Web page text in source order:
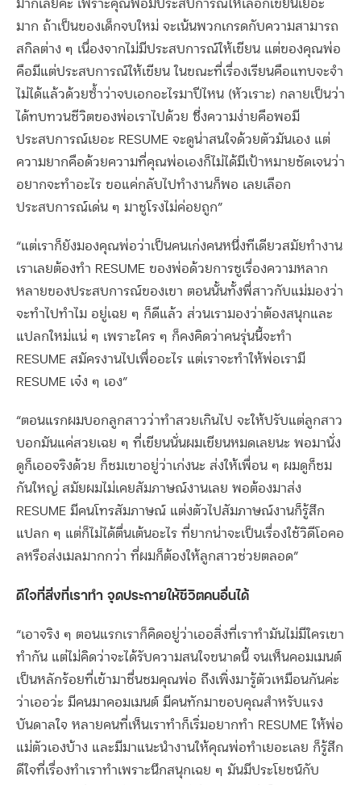
มากเลยค่ะ เพราะคุณพ่อมีประสบการณ์ให้เลือกเขียนเยอะ
มาก ถ้าเป็นของเด็กจบใหม่ จะเน้นพวกเกรดกับความสามารถ
สกิลต่าง ๆ เนื่องจากไม่มีประสบการณ์ให้เขียน แต่ของคุณพ่อ
คือมีแต่ประสบการณ์ให้เขียน ในขณะที่เรื่องเรียนคือแทบจะจำ
ไม่ได้แล้วด้วยซ้ำว่าจบเอกอะไรมาปีไหน (หัวเราะ) กลายเป็นว่า
ได้ทบทวนชีวิตของพ่อเราไปด้วย ซึ่งความง่ายคือพอมี
ประสบการณ์เยอะ RESUME จะดูน่าสนใจด้วยตัวมันเอง แต่
ความยากคือด้วยความที่คุณพ่อเองก็ไม่ได้มีเป้าหมายชัดเจนว่า
อยากจะทำอะไร ขอแค่กลับไปทำงานก็พอ เลยเลือก
ประสบการณ์เด่น ๆ มาชูโรงไม่ค่อยถูก”
“แต่เราก็ยังมองคุณพ่อว่าเป็นคนเก่งคนหนึ่งทีเดียวสมัยทำงาน
เราเลยต้องทำ RESUME ของพ่อด้วยการชูเรื่องความหลาก
หลายของประสบการณ์ของเขา ตอนนั้นทั้งพี่สาวกับแม่มองว่า
จะทำไปทำไม อยู่เฉย ๆ ก็ดีแล้ว ส่วนเรามองว่าต้องสนุกและ
แปลกใหม่แน่ ๆ เพราะใคร ๆ ก็คงคิดว่าคนรุ่นนี้จะทำ
RESUME สมัครงานไปเพื่ออะไร แต่เราจะทำให้พ่อเรามี
RESUME เจ๋ง ๆ เอง”
“ตอนแรกผมบอกลูกสาวว่าทำสวยเกินไป จะให้ปรับแต่ลูกสาว
บอกมันแค่สวยเฉย ๆ ที่เขียนนั่นผมเขียนหมดเลยนะ พอมานั่ง
ดูก็เออจริงด้วย ก็ชมเขาอยู่ว่าเก่งนะ ส่งให้เพื่อน ๆ ผมดูก็ชม
กันใหญ่ สมัยผมไม่เคยสัมภาษณ์งานเลย พอต้องมาส่ง
RESUME มีคนโทรสัมภาษณ์ แต่งตัวไปสัมภาษณ์งานก็รู้สึก
แปลก ๆ แต่ก็ไม่ได้ตื่นเต้นอะไร ที่ยากน่าจะเป็นเรื่องใช้วิดีโอคอ
ลหรือส่งเมลมากกว่า ที่ผมก็ต้องให้ลูกสาวช่วยตลอด”
ดีใจที่สิ่งที่เราทำ จุดประกายให้ชีวิตคนอื่นได้
“เอาจริง ๆ ตอนแรกเราก็คิดอยู่ว่าเออสิ่งที่เราทำมันไม่มีใครเขา
ทำกัน แต่ไม่คิดว่าจะได้รับความสนใจขนาดนี้ จนเห็นคอมเมนต์
เป็นหลักร้อยที่เข้ามาชื่นชมคุณพ่อ ถึงเพิ่งมารู้ตัวเหมือนกันค่ะ
ว่าเออว่ะ มีคนมาคอมเมนต์ มีคนทักมาขอบคุณสำหรับแรง
บันดาลใจ หลายคนที่เห็นเราทำก็เริ่มอยากทำ RESUME ให้พ่อ
แม่ตัวเองบ้าง และมีมาแนะนำงานให้คุณพ่อทำเยอะเลย ก็รู้สึก
ดีใจที่เรื่องทำเราทำเพราะนึกสนุกเฉย ๆ มันมีประโยชน์กับ